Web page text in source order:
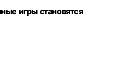
игры становятся